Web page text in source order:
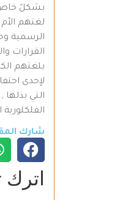
بشكلً خاص
لغتهم
الرسمية
القرارات
بلغتهم
لإحدى
التي
شارك
اترك